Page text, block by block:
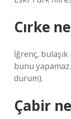
Cırke
İğrenç,
bunu
durum).
Çabir